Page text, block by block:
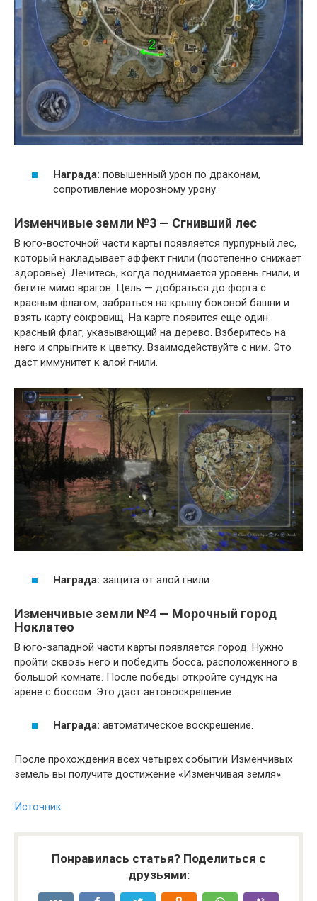
Награда: повышенный урон по драконам,
сопротивление морозному урону.
Изменчивые земли №3 — Сгнивший лес
В юго-восточной части карты появляется пурпурный лес,
который накладывает эффект гнили (постепенно снижает
здоровье). Лечитесь, когда поднимается уровень гнили, и
бегите мимо врагов. Цель — добраться до форта с
красным флагом, забраться на крышу боковой башни и
взять карту сокровищ. На карте появится еще один
красный флаг, указывающий на дерево. Взберитесь на
него и спрыгните к цветку. Взаимодействуйте с ним. Это
даст иммунитет к алой гнили.
Награда: защита от алой гнили.
Изменчивые земли №4 — Морочный город
Ноклатео
В юго-западной части карты появляется город. Нужно
пройти сквозь него и победить босса, расположенного в
большой комнате. После победы откройте сундук на
арене с боссом. Это даст автовоскрешение.
Награда: автоматическое воскрешение.
После прохождения всех четырех событий Изменчивых
земель вы получите достижение «Изменчивая земля».
Источник
Понравилась статья? Поделиться с
друзьями: